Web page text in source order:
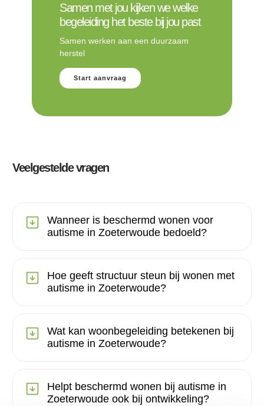
Samen met jou kijken we welke
begeleiding het beste bij jou past
Samen werken aan een duurzaam
herstel
Start aanvraag
Veelgestelde vragen
Wanneer is beschermd wonen voor
autisme in Zoeterwoude bedoeld?
Hoe geeft structuur steun bij wonen met
autisme in Zoeterwoude?
Wat kan woonbegeleiding betekenen bij
autisme in Zoeterwoude?
Helpt beschermd wonen bij autisme in
Zoeterwoude ook bij ontwikkeling?